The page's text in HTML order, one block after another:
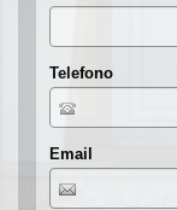
Telefono
Email